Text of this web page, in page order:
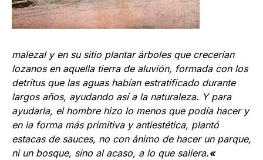
malezal y en su sitio plantar árboles que crecerían
lozanos en aquella tierra de aluvión, formada con los
detritus que las aguas habían estratificado durante
largos años, ayudando así a la naturaleza. Y para
ayudarla, el hombre hizo lo menos que podía hacer y
en la forma más primitiva y antiestética, plantó
estacas de sauces, no con ánimo de hacer un parque,
ni un bosque, sino al acaso, a lo que saliera.«